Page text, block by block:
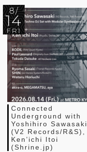
8/
14
FRI
Connected
Underground with
Yoshihiro Sawasaki
(V2 Records/R&S),
Ken’ichi Itoi
(Shrine.jp)